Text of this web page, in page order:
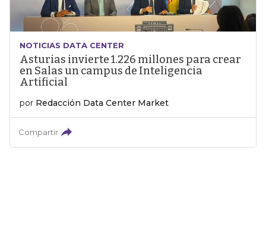
NOTICIAS DATA CENTER
Asturias invierte 1.226 millones para crear
en Salas un campus de Inteligencia
Artificial
por Redacción Data Center Market
Compartir